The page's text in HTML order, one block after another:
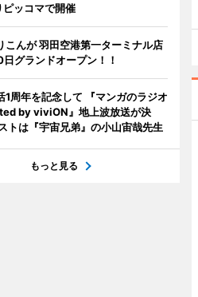
ッコマで開催
こんが 羽田空港第一ターミナル店
グランドオープン！！
1周年を記念して 『マンガのラジオ
by viviON』地上波放送が決
トは『宇宙兄弟』の小山宙哉先生
もっと見る